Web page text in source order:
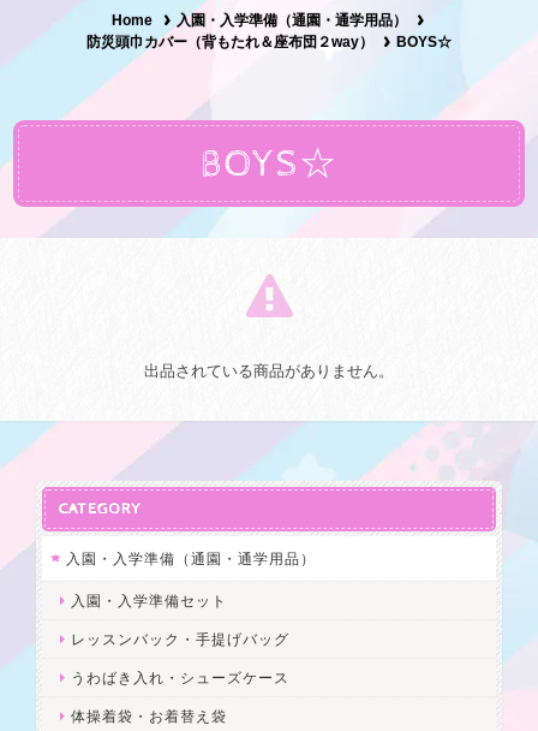
Home
入園・入学準備（通園・通学用品）
防災頭巾カバー（背もたれ＆座布団２way）
BOYS☆
BOYS☆
出品されている商品がありません。
CATEGORY
入園・入学準備（通園・通学用品）
入園・入学準備セット
レッスンバック・手提げバッグ
うわばき入れ・シューズケース
体操着袋・お着替え袋